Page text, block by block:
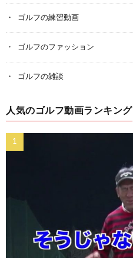
ゴルフの練習動画
ゴルフのファッション
ゴルフの雑談
人気のゴルフ動画ランキング